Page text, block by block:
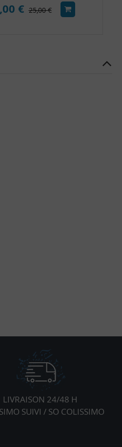
€ 25,00 €
LIVRAISON 24/48 H
SUIVI / SO COLISSIMO